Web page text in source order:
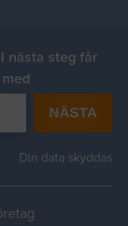
nästa steg får
NÄSTA
Din data skyddas